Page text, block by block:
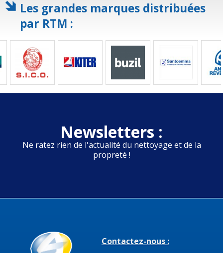
Les grandes marques distribuées
par RTM :
Newsletters :
Ne ratez rien de l'actualité du nettoyage et de la
propreté !
Contactez-nous :